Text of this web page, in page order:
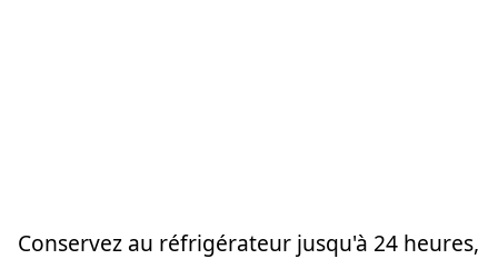
Conservez au réfrigérateur jusqu'à 24 heures,